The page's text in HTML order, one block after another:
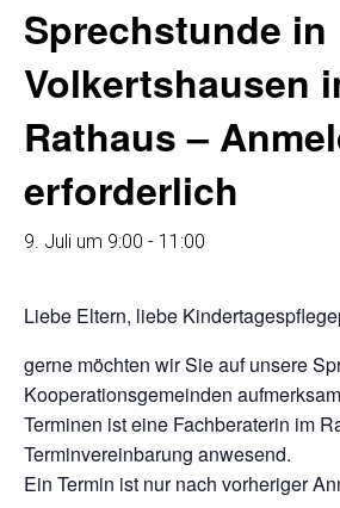
Sprechstunde in
Volkertshausen
Rathaus –
erforderlich
9. Juli um 9:00 - 11:00
Liebe Eltern, liebe
gerne möchten wir Sie auf unsere
Kooperationsgemeinden
Terminen ist eine Fachberaterin im
Terminvereinbarung anwesend.
Ein Termin ist nur nach vorheriger